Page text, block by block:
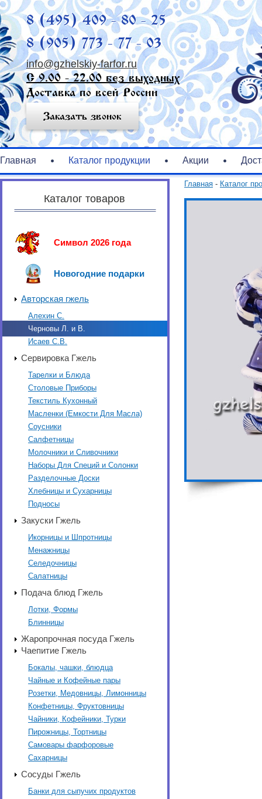
8 (495) 409 - 80 - 25
8 (905) 773 - 77 - 03
info@gzhelskiy-farfor.ru
С 9.00 - 22.00 без выходных
Доставка по всей России
Заказать звонок
Главная Каталог продукции Акции
Каталог товаров
Символ 2026 года
Новогодние подарки
Авторская гжель
Алехин С.
Черновы Л. и В.
Исаев С.В.
Сервировка Гжель
Тарелки и Блюда
Столовые Приборы
Текстиль Кухонный
Масленки (Емкости Для Масла)
Соусники
Салфетницы
Молочники и Сливочники
Наборы Для Специй и Солонки
Разделочные Доски
Хлебницы и Сухарницы
Подносы
Закуски Гжель
Икорницы и Шпротницы
Менажницы
Селедочницы
Салатницы
Подача блюд Гжель
Лотки, Формы
Блинницы
Жаропрочная посуда Гжель
Чаепитие Гжель
Бокалы, чашки, блюдца
Чайные и Кофейные пары
Розетки, Медовницы, Лимонницы
Конфетницы, Фруктовницы
Чайники, Кофейники, Турки
Пирожницы, Тортницы
Самовары фарфоровые
Сахарницы
Сосуды Гжель
Банки для сыпучих продуктов
Главная - Каталог